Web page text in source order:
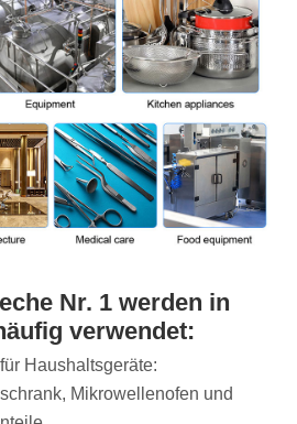
Nr. 1 werden in
verwendet:
Haushaltsgeräte:
Mikrowellenofen und